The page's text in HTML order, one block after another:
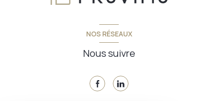
NOS RÉSEAUX
Nous suivre